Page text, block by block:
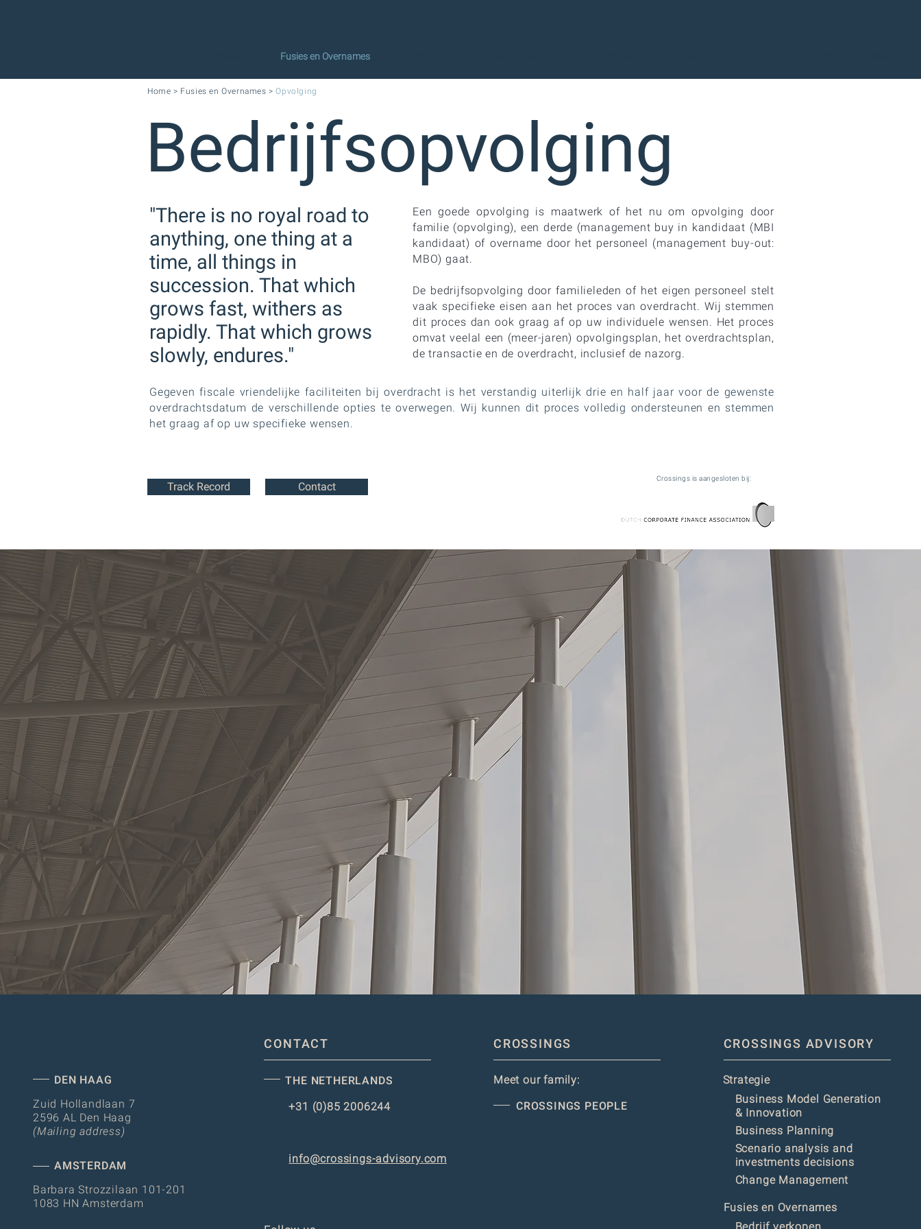
Fusies en Overnames
"There is no royal road to
anything, one thing at a
time, all things in
succession. That which
grows fast, withers as
rapidly. That which grows
slowly, endures."
Een goede opvolging is maatwerk of het nu om opvolging door
familie (opvolging), een derde (management buy in kandidaat (MBI
kandidaat) of overname door het personeel (management buy-out:
MBO) gaat.
De bedrijfsopvolging door familieleden of het eigen personeel stelt
vaak specifieke eisen aan het proces van overdracht. Wij stemmen
dit proces dan ook graag af op uw individuele wensen. Het proces
omvat veelal een (meer-jaren) opvolgingsplan, het overdrachtsplan,
de transactie en de overdracht, inclusief de nazorg.
Gegeven fiscale vriendelijke faciliteiten bij overdracht is het verstandig uiterlijk drie en half jaar voor de gewenste
overdrachtsdatum de verschillende opties te overwegen. Wij kunnen dit proces volledig ondersteunen en stemmen
het graag af op uw specifieke wensen.
Track Record Contact
Crossings is aangesloten bij:
Home > Fusies en Overnames >Opvolging
Bedrijfsopvolging
DEN HAAG
Zuid Hollandlaan 7
2596 AL Den Haag
(Mailing address)
AMSTERDAM
Barbara Strozzilaan 101-201
1083 HN Amsterdam
CONTACT
THE NETHERLANDS
+31 (0)85 2006244
info@crossings-advisory.com
CROSSINGS
Meet our family:
CROSSINGS PEOPLE
CROSSINGS ADVISORY
Strategie
Business Model Generation
& Innovation
Business Planning
Scenario analysis and
investments decisions
Change Management
Fusies en Overnames